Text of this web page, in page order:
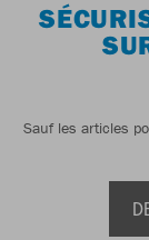
Sauf les articles